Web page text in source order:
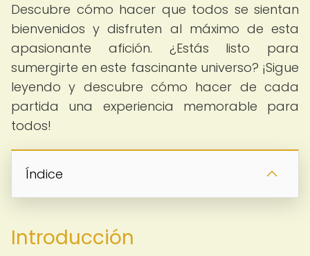
Descubre cómo hacer que todos se sientan
bienvenidos y disfruten al máximo de esta
apasionante afición. ¿Estás listo para
sumergirte en este fascinante universo? ¡Sigue
leyendo y descubre cómo hacer de cada
partida una experiencia memorable para
todos!
Índice
Introducción